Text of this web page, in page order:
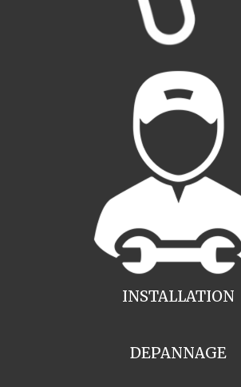
INSTALLATION
DEPANNAGE